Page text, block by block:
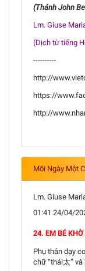
(Thánh John
Lm. Giuse
(Dịch từ tiếng
----------
http://
https://
http://
Mỗi Ngày Một
Lm. Giuse
01:41 24/04/
24. EM BÉ
Phụ thân dạy
chữ “thái太”